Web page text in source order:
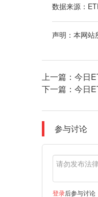
数据来源：
声明：本网站
上一篇： 今日
下一篇： 今日
参与讨论
登录后参与讨论